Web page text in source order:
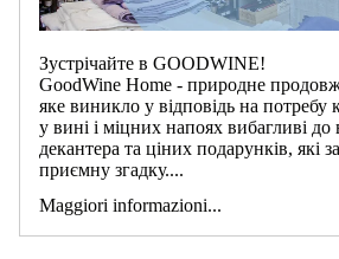
Зустрічайте в GOODWINE!
GoodWine Home - природне
яке виникло у відповідь на потребу
у вині і міцних напоях вибагливі до
декантера та ціних подарунків, які
приємну згадку....
Maggiori informazioni...